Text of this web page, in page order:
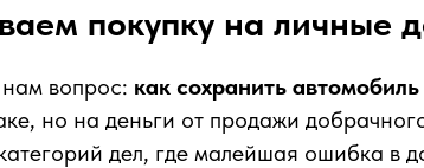
покупку на личные
вопрос: как сохранить
но на деньги от продажи
дел, где малейшая ошибка в